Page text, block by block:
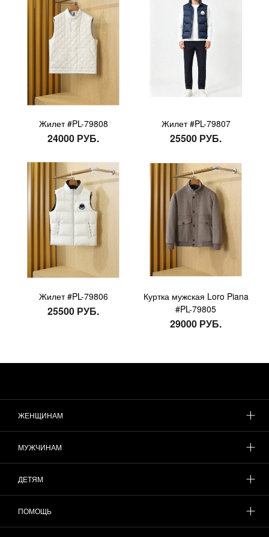
Жилет #PL-79808
24000 РУБ.
Жилет #PL-79807
25500 РУБ.
Жилет #PL-79806
25500 РУБ.
Куртка мужская Loro Piana
#PL-79805
29000 РУБ.
ЖЕНЩИНАМ
МУЖЧИНАМ
ДЕТЯМ
ПОМОЩЬ